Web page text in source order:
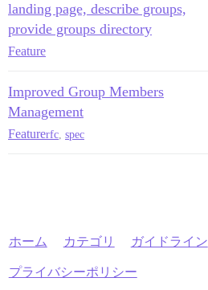
landing page, describe groups,
provide groups directory
Feature
Improved Group Members
Management
Featurerfc spec
ホーム カテゴリ ガイドライン
プライバシーポリシー